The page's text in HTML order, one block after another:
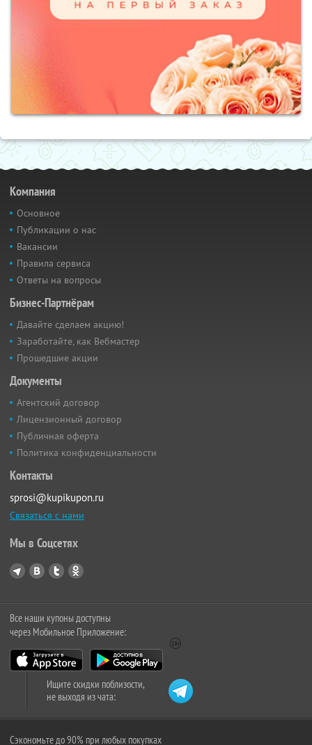
Компания
Основное
Публикации о нас
Вакансии
Правила сервиса
Ответы на вопросы
Бизнес-Партнёрам
Давайте сделаем акцию!
Заработайте, как Вебмастер
Прошедшие акции
Документы
Агентский договор
Лицензионный договор
Публичная оферта
Политика конфиденциальности
Контакты
sprosi@kupikupon.ru
Связаться с нами
Мы в Соцсетях
Все наши купоны доступны
через Мобильное Приложение:
Ищите скидки поблизости,
не выходя из чата:
Сэкономьте до 90% при любых покупках